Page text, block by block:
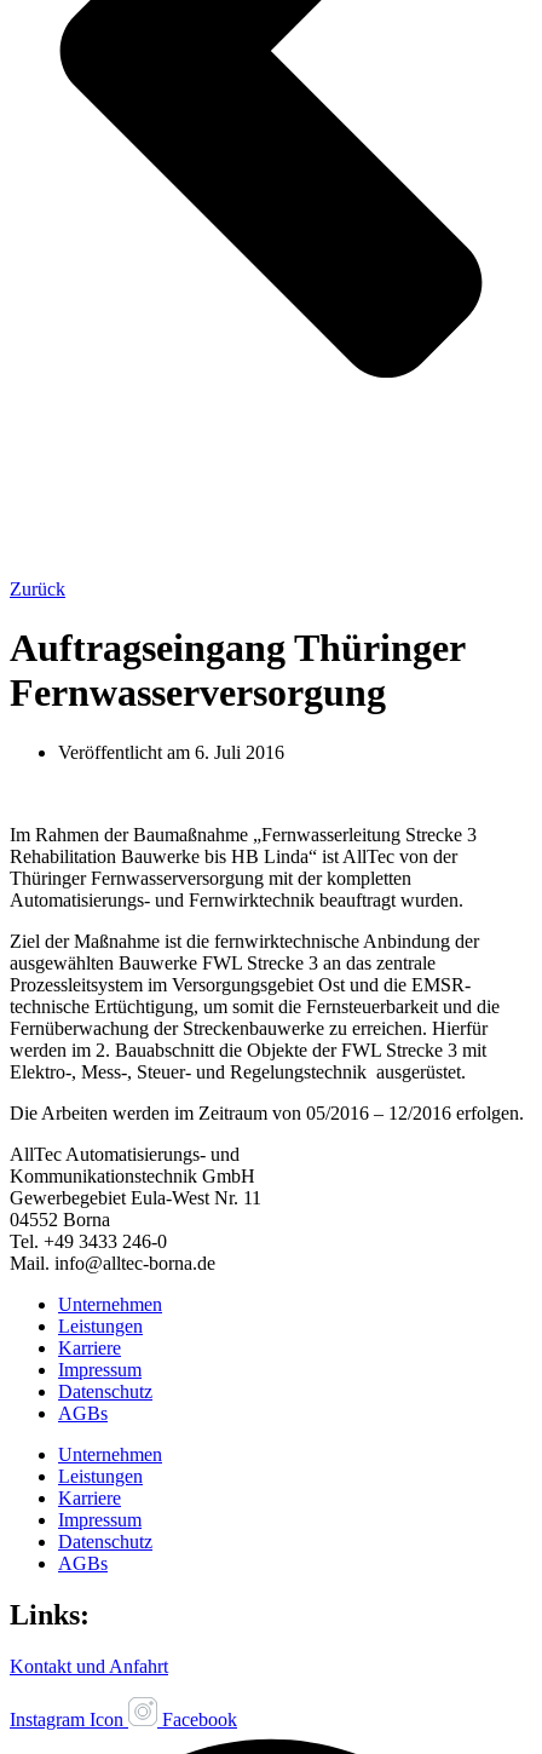
Zurück
Auftragseingang Thüringer
Fernwasserversorgung
Veröffentlicht am 6. Juli 2016
Im Rahmen der Baumaßnahme „Fernwasserleitung Strecke 3
Rehabilitation Bauwerke bis HB Linda“ ist AllTec von der
Thüringer Fernwasserversorgung mit der kompletten
Automatisierungs- und Fernwirktechnik beauftragt wurden.
Ziel der Maßnahme ist die fernwirktechnische Anbindung der
ausgewählten Bauwerke FWL Strecke 3 an das zentrale
Prozessleitsystem im Versorgungsgebiet Ost und die EMSR-
technische Ertüchtigung, um somit die Fernsteuerbarkeit und die
Fernüberwachung der Streckenbauwerke zu erreichen. Hierfür
werden im 2. Bauabschnitt die Objekte der FWL Strecke 3 mit
Elektro-, Mess-, Steuer- und Regelungstechnik ausgerüstet.
Die Arbeiten werden im Zeitraum von 05/2016 – 12/2016 erfolgen.
AllTec Automatisierungs- und
Kommunikationstechnik GmbH
Gewerbegebiet Eula-West Nr. 11
04552 Borna
Tel. +49 3433 246-0
Mail. info@alltec-borna.de
Unternehmen
Leistungen
Karriere
Impressum
Datenschutz
AGBs
Unternehmen
Leistungen
Karriere
Impressum
Datenschutz
AGBs
Links:
Kontakt und Anfahrt
Instagram Icon Facebook